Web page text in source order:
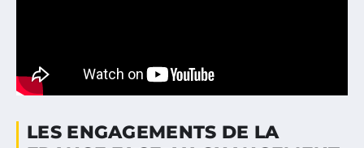
LES ENGAGEMENTS DE LA